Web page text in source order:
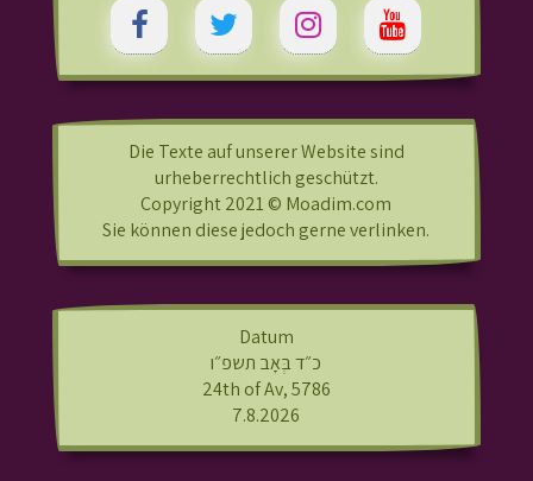
Die Texte auf unserer Website sind
urheberrechtlich geschützt.
Copyright 2021 © Moadim.com
Sie können diese jedoch gerne verlinken.
Datum
כ״ד בְּאָב תשפ״ו
24th of Av, 5786
7.8.2026